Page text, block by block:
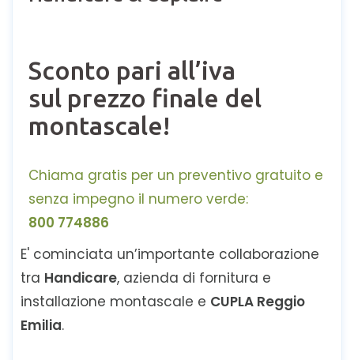
Sconto pari all’iva
sul prezzo finale del
montascale!
Chiama gratis per un preventivo gratuito e
senza impegno il numero verde:
800 774886
E' cominciata un’importante collaborazione
tra Handicare, azienda di fornitura e
installazione montascale e CUPLA Reggio
Emilia.